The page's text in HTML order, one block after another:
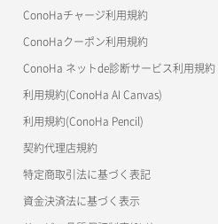
美雲このは徹底ガイド
ConoHaチャージ利用規約
ConoHaクーポン利用規約
ConoHa ネットde診断サービス利用規約
利用規約(ConoHa AI Canvas)
利用規約(ConoHa Pencil)
契約代理店規約
特定商取引法に基づく表記
資金決済法に基づく表示